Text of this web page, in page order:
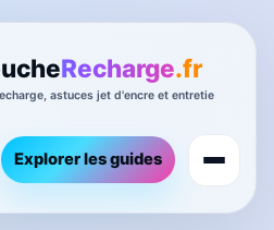
Explorer les guides